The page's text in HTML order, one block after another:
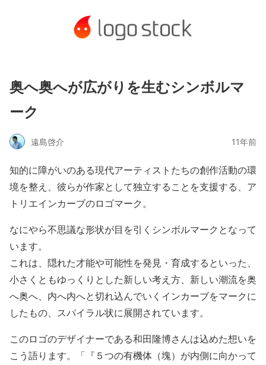
奥へ奥へが広がりを生むシンボルマ
ーク
遠島啓介 11年前
知的に障がいのある現代アーティストたちの創作活動の環
境を整え、彼らが作家として独立することを支援する、ア
トリエインカーブのロゴマーク。
なにやら不思議な形状が目を引くシンボルマークとなって
います。
これは、隠れた才能や可能性を発見・育成するといった、
小さくともゆっくりとした新しい考え方、新しい潮流を奥
へ奥へ、内へ内へと切れ込んでいくインカーブをマークに
したもの、スパイラル状に展開されています。
このロゴのデザイナーである和田隆博さんは込めた想いを
こう語ります。「『５つの有機体（塊）が内側に向かって